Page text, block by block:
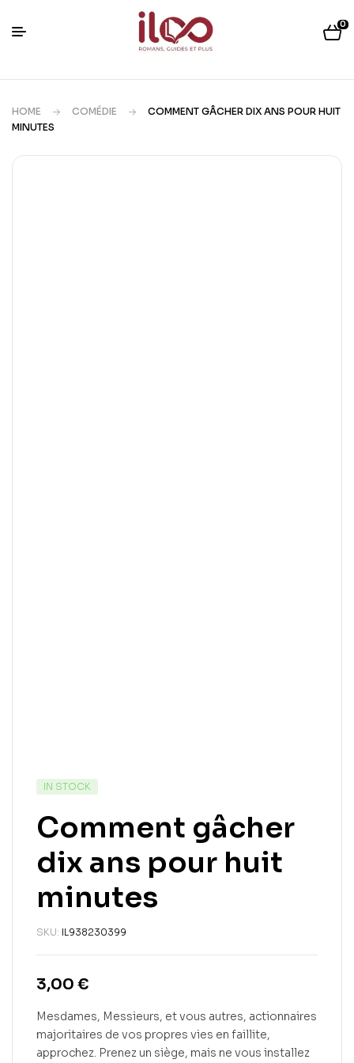
0
HOME COMÉDIE
COMMENT GÂCHER DIX ANS POUR HUIT
MINUTES
IN STOCK
Comment gâcher
dix ans pour huit
minutes
SKU: IL938230399
3,00 €
Mesdames, Messieurs, et vous autres, actionnaires
majoritaires de vos propres vies en faillite,
approchez. Prenez un siège, mais ne vous installez